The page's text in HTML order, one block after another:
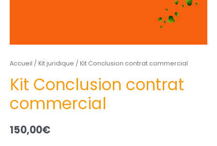
Accueil / Kit juridique / Kit Conclusion contrat commercial
Kit Conclusion contrat
commercial
150,00€